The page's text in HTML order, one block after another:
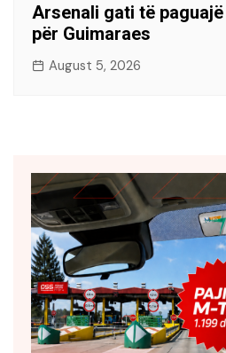
Arsenali gati të
për Guimaraes
August 5, 2026